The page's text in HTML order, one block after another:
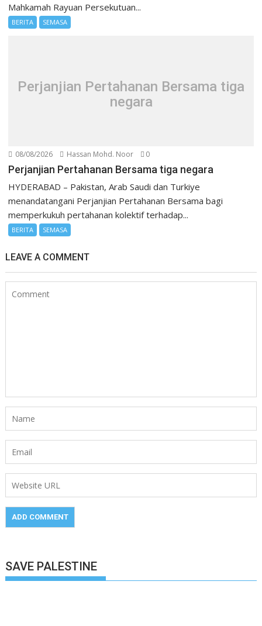
Mahkamah Rayuan Persekutuan...
BERITA SEMASA
Perjanjian Pertahanan Bersama tiga
negara
08/08/2026 Hassan Mohd. Noor 0
Perjanjian Pertahanan Bersama tiga negara
HYDERABAD – Pakistan, Arab Saudi dan Turkiye
menandatangani Perjanjian Pertahanan Bersama bagi
memperkukuh pertahanan kolektif terhadap...
BERITA SEMASA
LEAVE A COMMENT
SAVE PALESTINE